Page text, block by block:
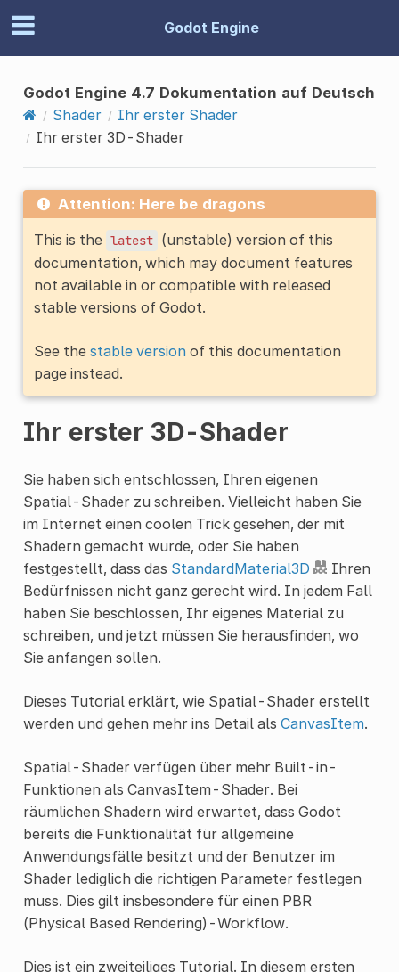
Godot Engine
Godot Engine 4.7 Dokumentation auf Deutsch
Shader
Ihr erster Shader
Ihr erster 3D-Shader
Attention: Here be dragons
This is the latest (unstable) version of this
documentation, which may document features
not available in or compatible with released
stable versions of Godot.
See the stable versionof this documentation
page instead.
Ihr erster 3D-Shader
Sie haben sich entschlossen, Ihren eigenen
Spatial-Shader zu schreiben. Vielleicht haben Sie
im Internet einen coolen Trick gesehen, der mit
Shadern gemacht wurde, oder Sie haben
festgestellt, dass das StandardMaterial3D
Ihren
Bedürfnissen nicht ganz gerecht wird. In jedem Fall
haben Sie beschlossen, Ihr eigenes Material zu
schreiben, und jetzt müssen Sie herausfinden, wo
Sie anfangen sollen.
Dieses Tutorial erklärt, wie Spatial-Shader erstellt
werden und gehen mehr ins Detail als CanvasItem.
Spatial-Shader verfügen über mehr Built-in-
Funktionen als CanvasItem-Shader. Bei
räumlichen Shadern wird erwartet, dass Godot
bereits die Funktionalität für allgemeine
Anwendungsfälle besitzt und der Benutzer im
Shader lediglich die richtigen Parameter festlegen
muss. Dies gilt insbesondere für einen PBR
(Physical Based Rendering)-Workflow.
Dies ist ein zweiteiliges Tutorial. In diesem ersten